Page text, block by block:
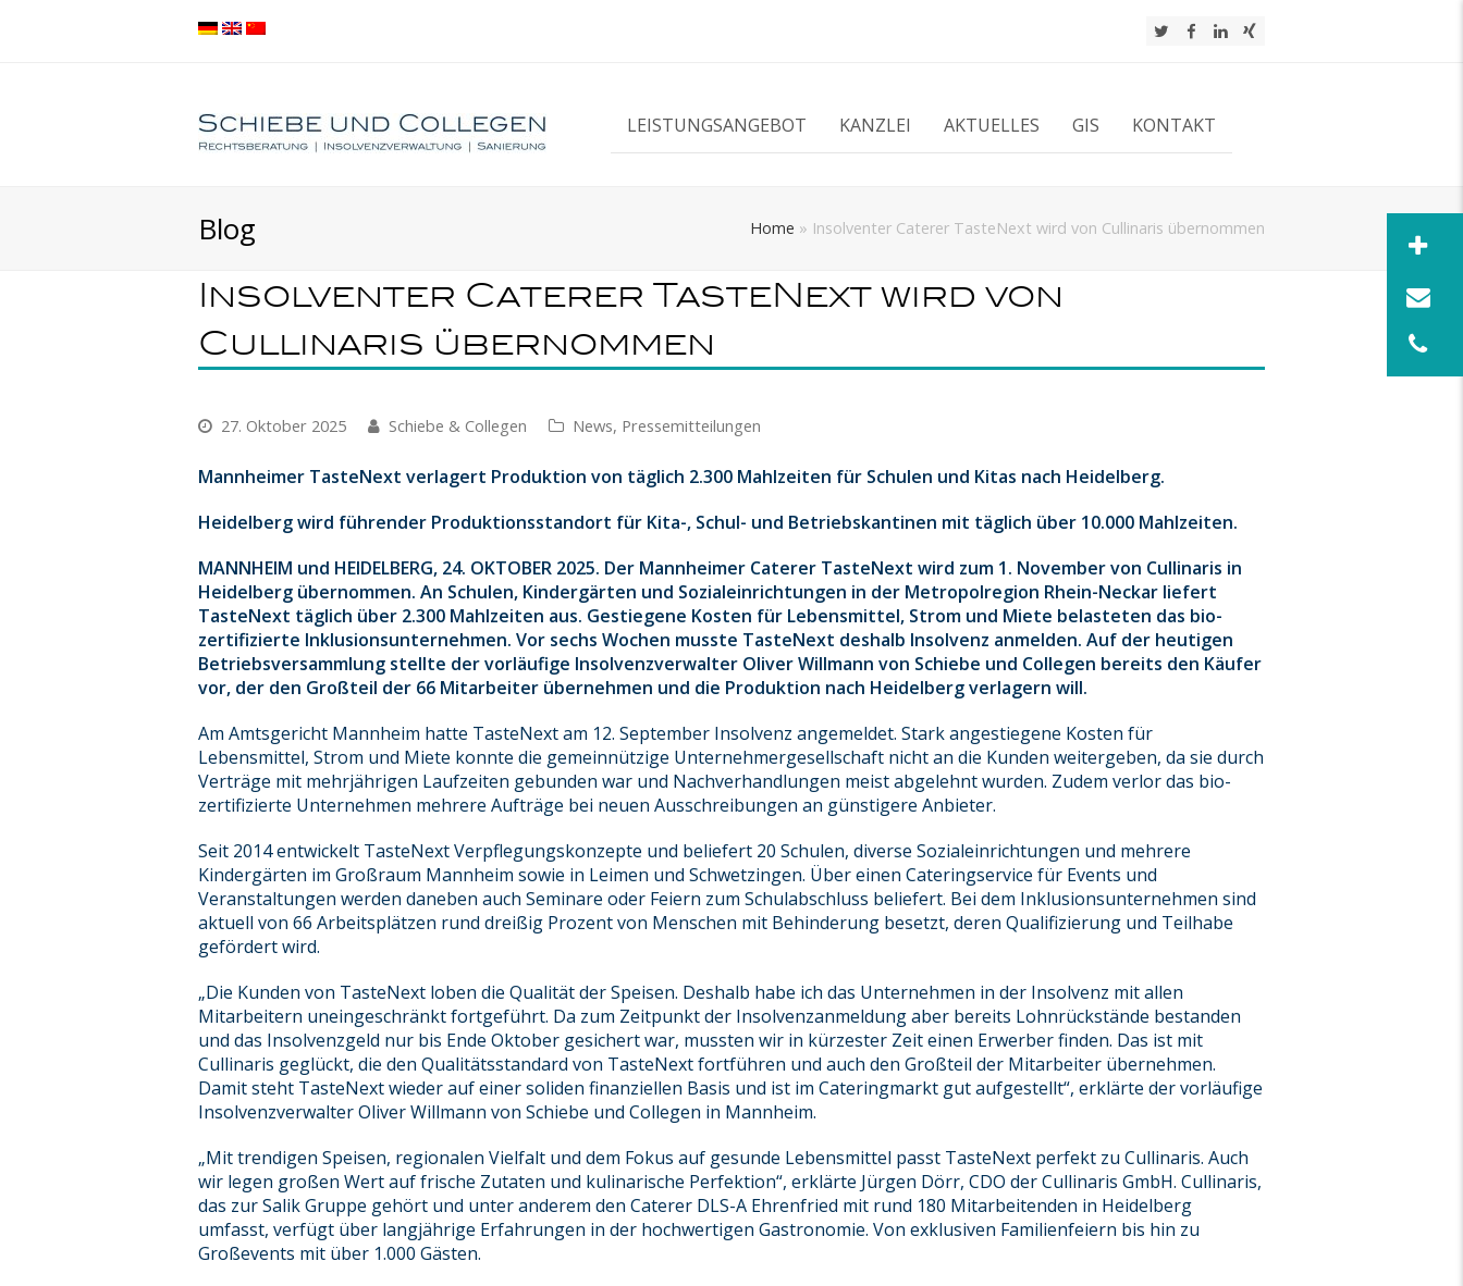
TwitterFacebook
LinkedIn
Xing
LEISTUNGSANGEBOT KANZLEI AKTUELLES GIS KONTAKT
Blog Home » Insolventer Caterer TasteNext wird von Cullinaris übernommen
Insolventer Caterer TasteNext wird von
Cullinaris übernommen
27. Oktober 2025 Schiebe & Collegen News, Pressemitteilungen
Mannheimer TasteNext verlagert Produktion von täglich 2.300 Mahlzeiten für Schulen und Kitas nach Heidelberg.
Heidelberg wird führender Produktionsstandort für Kita-, Schul- und Betriebskantinen mit täglich über 10.000 Mahlzeiten.
MANNHEIM und HEIDELBERG, 24. OKTOBER 2025. Der Mannheimer Caterer TasteNext wird zum 1. November von Cullinaris in
Heidelberg übernommen. An Schulen, Kindergärten und Sozialeinrichtungen in der Metropolregion Rhein-Neckar liefert
TasteNext täglich über 2.300 Mahlzeiten aus. Gestiegene Kosten für Lebensmittel, Strom und Miete belasteten das bio-
zertifizierte Inklusionsunternehmen. Vor sechs Wochen musste TasteNext deshalb Insolvenz anmelden. Auf der heutigen
Betriebsversammlung stellte der vorläufige Insolvenzverwalter Oliver Willmann von Schiebe und Collegen bereits den Käufer
vor, der den Großteil der 66 Mitarbeiter übernehmen und die Produktion nach Heidelberg verlagern will.
Am Amtsgericht Mannheim hatte TasteNext am 12. September Insolvenz angemeldet. Stark angestiegene Kosten für
Lebensmittel, Strom und Miete konnte die gemeinnützige Unternehmergesellschaft nicht an die Kunden weitergeben, da sie durch
Verträge mit mehrjährigen Laufzeiten gebunden war und Nachverhandlungen meist abgelehnt wurden. Zudem verlor das bio-
zertifizierte Unternehmen mehrere Aufträge bei neuen Ausschreibungen an günstigere Anbieter.
Seit 2014 entwickelt TasteNext Verpflegungskonzepte und beliefert 20 Schulen, diverse Sozialeinrichtungen und mehrere
Kindergärten im Großraum Mannheim sowie in Leimen und Schwetzingen. Über einen Cateringservice für Events und
Veranstaltungen werden daneben auch Seminare oder Feiern zum Schulabschluss beliefert. Bei dem Inklusionsunternehmen sind
aktuell von 66 Arbeitsplätzen rund dreißig Prozent von Menschen mit Behinderung besetzt, deren Qualifizierung und Teilhabe
gefördert wird.
„Die Kunden von TasteNext loben die Qualität der Speisen. Deshalb habe ich das Unternehmen in der Insolvenz mit allen
Mitarbeitern uneingeschränkt fortgeführt. Da zum Zeitpunkt der Insolvenzanmeldung aber bereits Lohnrückstände bestanden
und das Insolvenzgeld nur bis Ende Oktober gesichert war, mussten wir in kürzester Zeit einen Erwerber finden. Das ist mit
Cullinaris geglückt, die den Qualitätsstandard von TasteNext fortführen und auch den Großteil der Mitarbeiter übernehmen.
Damit steht TasteNext wieder auf einer soliden finanziellen Basis und ist im Cateringmarkt gut aufgestellt“, erklärte der vorläufige
Insolvenzverwalter Oliver Willmann von Schiebe und Collegen in Mannheim.
„Mit trendigen Speisen, regionalen Vielfalt und dem Fokus auf gesunde Lebensmittel passt TasteNext perfekt zu Cullinaris. Auch
wir legen großen Wert auf frische Zutaten und kulinarische Perfektion“, erklärte Jürgen Dörr, CDO der Cullinaris GmbH. Cullinaris,
das zur Salik Gruppe gehört und unter anderem den Caterer DLS-A Ehrenfried mit rund 180 Mitarbeitenden in Heidelberg
umfasst, verfügt über langjährige Erfahrungen in der hochwertigen Gastronomie. Von exklusiven Familienfeiern bis hin zu
Großevents mit über 1.000 Gästen.